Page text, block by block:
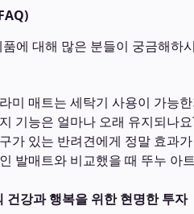
품에 대해 많은 분들이 궁금해하
미 매트는 세탁기 사용이 가능
기능은 얼마나 오래 유지되나요
가 있는 반려견에게 정말 효과
발매트와 비교했을 때 뚜누 아
건강과 행복을 위한 현명한 투자